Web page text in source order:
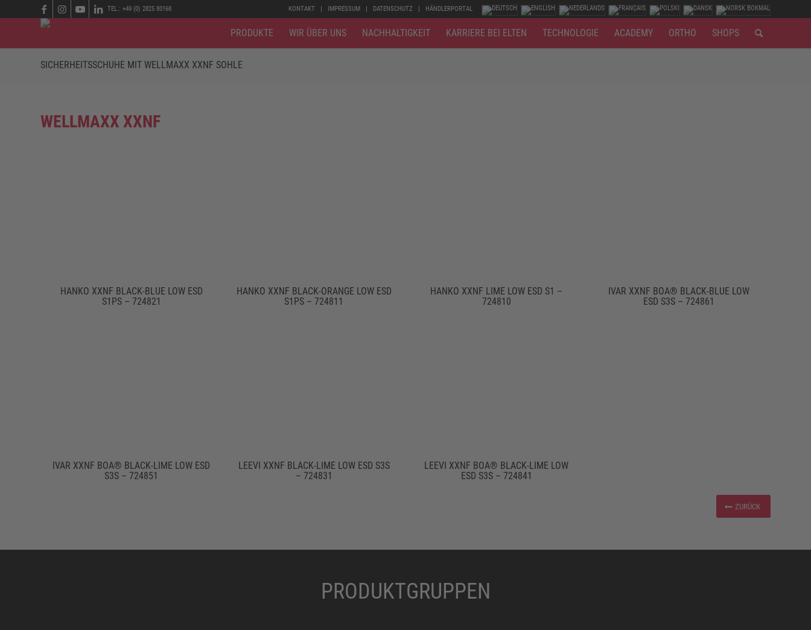
KONTAKT IMPRESSUM DATENSCHUTZ HÄNDLERPORTAL
TEL.: +49 (0) 2825 80168
PRODUKTE WIR ÜBER UNS NACHHALTIGKEIT KARRIERE BEI ELTEN TECHNOLOGIE ACADEMY ORTHO SHOPS
SICHERHEITSSCHUHE MIT WELLMAXX XXNF SOHLE
WELLMAXX XXNF
HANKO XXNF BLACK-BLUE LOW ESD
S1PS – 724821
HANKO XXNF BLACK-ORANGE LOW ESD
S1PS – 724811
HANKO XXNF LIME LOW ESD S1 –
724810
IVAR XXNF BOA® BLACK-BLUE LOW
ESD S3S – 724861
IVAR XXNF BOA® BLACK-LIME LOW ESD
S3S – 724851
LEEVI XXNF BLACK-LIME LOW ESD S3S
– 724831
LEEVI XXNF BOA® BLACK-LIME LOW
ESD S3S – 724841
ZURÜCK
PRODUKTGRUPPEN